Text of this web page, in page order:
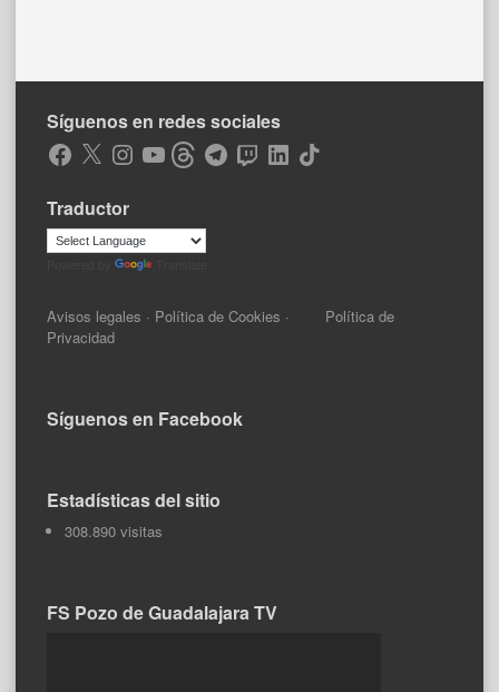
Síguenos en redes sociales
Facebook
X Instagram
YouTubeThreadsTelegramTwitchLinkedIn
TikTok
Traductor
Avisos legales · Política de Cookies · Política de
Privacidad
Síguenos en Facebook
Estadísticas del sitio
308.890 visitas
FS Pozo de Guadalajara TV